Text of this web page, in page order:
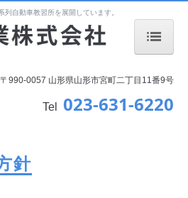
自動車教習所を展開しています。
〒990-0057 山形県山形市宮町二丁目11番9号
Tel 023-631-6220
針